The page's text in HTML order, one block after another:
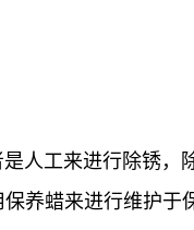
人工来进行除锈，
养蜡来进行维护于